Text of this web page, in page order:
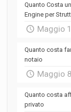
Quanto Costa
Engine per
Maggio
Quanto costa
notaio
Maggio
Quanto costa
privato